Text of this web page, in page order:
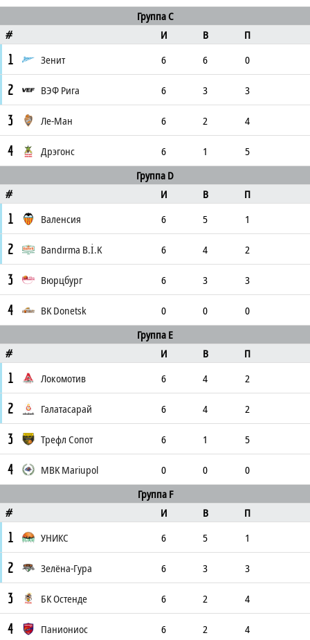
Группа C
# И В П
1 Зенит 6 6 0
2 ВЭФ Рига 6 3 3
3 Ле-Ман 6 2 4
4 Дрэгонс 6 1
5
Группа D
# И В П
1 Валенсия 6 5 1
2 Bandırma B.İ.K 6 4 2
3 Вюрцбург 6 3 3
4 BK Donetsk 0 0
0
Группа E
# И В П
1 Локомотив 6 4 2
2 Галатасарай 6 4 2
3 Трефл Сопот 6 1 5
4 MBK Mariupol 0 0
0
Группа F
# И В П
1 УНИКС 6 5 1
2 Зелёна-Гура 6 3 3
3 БК Остенде 6 2 4
4 Паниониос 6 2
4